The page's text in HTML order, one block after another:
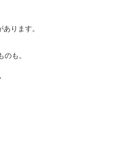
ります。
も。